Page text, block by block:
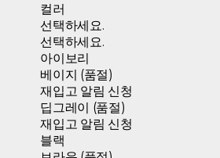
컬러
선택하세요.
선택하세요.
아이보리
베이지 (품절)
재입고 알림 신청
딥그레이 (품절)
재입고 알림 신청
블랙